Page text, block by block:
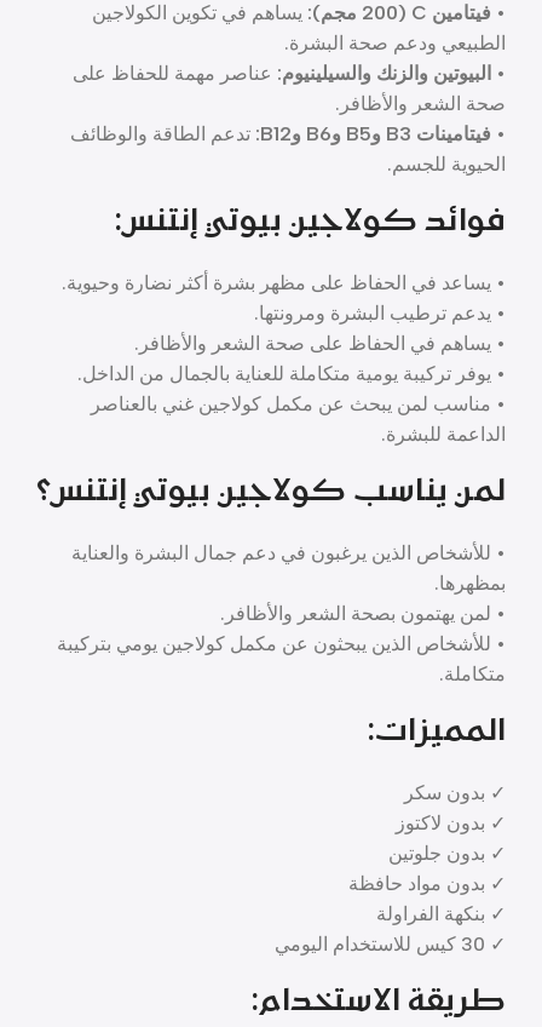
• فيتامين C (200 مجم):
يساهم في تكوين الكولاجين
الطبيعي ودعم صحة البشرة.
• البيوتين والزنك والسيلينيوم: عناصر مهمة للحفاظ على
صحة الشعر والأظافر.
• فيتامينات B3 وB5 وB6 وB12:
تدعم الطاقة والوظائف
الحيوية للجسم.
فوائد كولاجين بيوتي إنتنس:
• يساعد في الحفاظ على مظهر بشرة أكثر نضارة وحيوية.
• يدعم ترطيب البشرة ومرونتها.
• يساهم في الحفاظ على صحة الشعر والأظافر.
• يوفر تركيبة يومية متكاملة للعناية بالجمال من الداخل.
• مناسب لمن يبحث عن مكمل كولاجين غني بالعناصر
الداعمة للبشرة.
لمن يناسب كولاجين بيوتي إنتنس؟
• للأشخاص الذين يرغبون في دعم جمال البشرة والعناية
بمظهرها.
• لمن يهتمون بصحة الشعر والأظافر.
• للأشخاص الذين يبحثون عن مكمل كولاجين يومي بتركيبة
متكاملة.
المميزات:
✓ بدون سكر
✓ بدون لاكتوز
✓ بدون جلوتين
✓ بدون مواد حافظة
✓ بنكهة الفراولة
✓ 30 كيس للاستخدام اليومي
طريقة الاستخدام: